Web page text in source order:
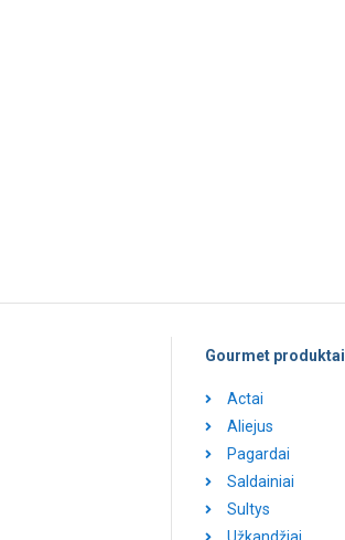
Gourmet produktai
Actai
Aliejus
Pagardai
Saldainiai
Sultys